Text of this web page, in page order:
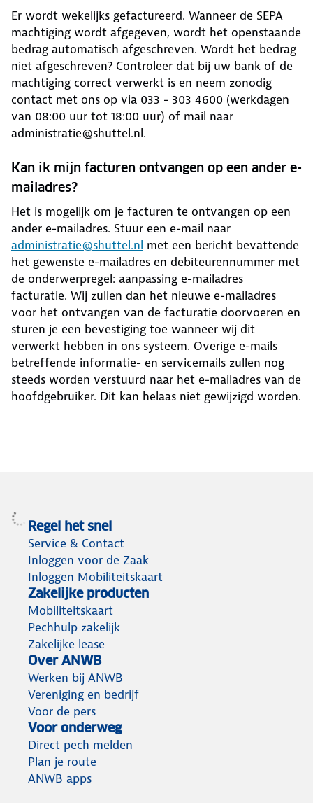
Er wordt wekelijks gefactureerd. Wanneer de SEPA
machtiging wordt afgegeven, wordt het openstaande
bedrag automatisch afgeschreven. Wordt het bedrag
niet afgeschreven? Controleer dat bij uw bank of de
machtiging correct verwerkt is en neem zonodig
contact met ons op via 033 - 303 4600 (werkdagen
van 08:00 uur tot 18:00 uur) of mail naar
administratie@shuttel.nl.
Kan ik mijn facturen ontvangen op een ander e-
mailadres?
Het is mogelijk om je facturen te ontvangen op een
ander e-mailadres. Stuur een e-mail naar
administratie@shuttel.nl met een bericht bevattende
het gewenste e-mailadres en debiteurennummer met
de onderwerpregel: aanpassing e-mailadres
facturatie. Wij zullen dan het nieuwe e-mailadres
voor het ontvangen van de facturatie doorvoeren en
sturen je een bevestiging toe wanneer wij dit
verwerkt hebben in ons systeem. Overige e-mails
betreffende informatie- en servicemails zullen nog
steeds worden verstuurd naar het e-mailadres van de
hoofdgebruiker. Dit kan helaas niet gewijzigd worden.
Regel het snel
Service & Contact
Inloggen voor de Zaak
Inloggen Mobiliteitskaart
Zakelijke producten
Mobiliteitskaart
Pechhulp zakelijk
Zakelijke lease
Over ANWB
Werken bij ANWB
Vereniging en bedrijf
Voor de pers
Voor onderweg
Direct pech melden
Plan je route
ANWB apps